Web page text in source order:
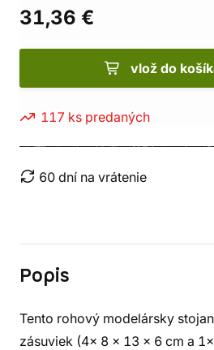
31,36 €
vlož do
117 ks predaných
60 dní na vrátenie
Popis
Tento rohový modelársky
zásuviek (4x 8 x 13 x 6 cm a